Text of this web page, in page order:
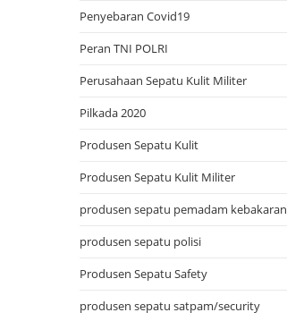
Penyebaran Covid19
Peran TNI POLRI
Perusahaan Sepatu Kulit Militer
Pilkada 2020
Produsen Sepatu Kulit
Produsen Sepatu Kulit Militer
produsen sepatu pemadam kebakaran
produsen sepatu polisi
Produsen Sepatu Safety
produsen sepatu satpam/security